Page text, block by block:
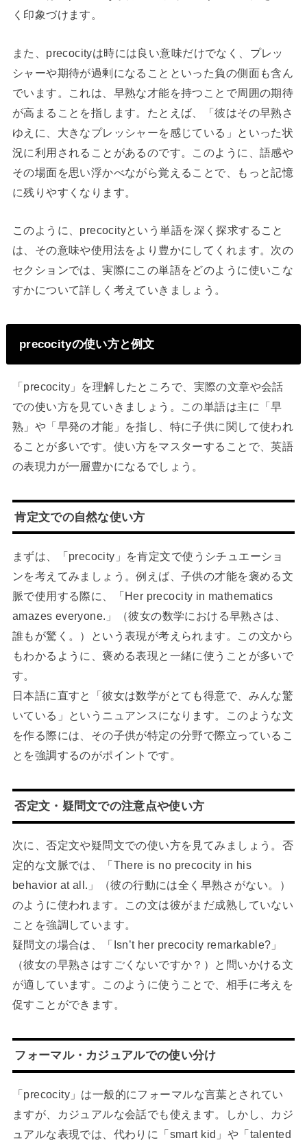
く印象づけます。
また、precocityは時には良い意味だけでなく、プレッ
シャーや期待が過剰になることといった負の側面も含ん
でいます。これは、早熟な才能を持つことで周囲の期待
が高まることを指します。たとえば、「彼はその早熟さ
ゆえに、大きなプレッシャーを感じている」といった状
況に利用されることがあるのです。このように、語感や
その場面を思い浮かべながら覚えることで、もっと記憶
に残りやすくなります。
このように、precocityという単語を深く探求すること
は、その意味や使用法をより豊かにしてくれます。次の
セクションでは、実際にこの単語をどのように使いこな
すかについて詳しく考えていきましょう。
precocityの使い方と例文
「precocity」を理解したところで、実際の文章や会話
での使い方を見ていきましょう。この単語は主に「早
熟」や「早発の才能」を指し、特に子供に関して使われ
ることが多いです。使い方をマスターすることで、英語
の表現力が一層豊かになるでしょう。
肯定文での自然な使い方
まずは、「precocity」を肯定文で使うシチュエーショ
ンを考えてみましょう。例えば、子供の才能を褒める文
脈で使用する際に、「Her precocity in mathematics
amazes everyone.」（彼女の数学における早熟さは、
誰もが驚く。）という表現が考えられます。この文から
もわかるように、褒める表現と一緒に使うことが多いで
す。
日本語に直すと「彼女は数学がとても得意で、みんな驚
いている」というニュアンスになります。このような文
を作る際には、その子供が特定の分野で際立っているこ
とを強調するのがポイントです。
否定文・疑問文での注意点や使い方
次に、否定文や疑問文での使い方を見てみましょう。否
定的な文脈では、「There is no precocity in his
behavior at all.」（彼の行動には全く早熟さがない。）
のように使われます。この文は彼がまだ成熟していない
ことを強調しています。
疑問文の場合は、「Isn’t her precocity remarkable?」
（彼女の早熟さはすごくないですか？）と問いかける文
が適しています。このように使うことで、相手に考えを
促すことができます。
フォーマル・カジュアルでの使い分け
「precocity」は一般的にフォーマルな言葉とされてい
ますが、カジュアルな会話でも使えます。しかし、カジ
ュアルな表現では、代わりに「smart kid」や「talented